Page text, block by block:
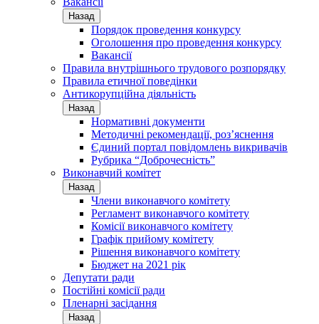
Назад
Порядок проведення конкурсу
Оголошення про проведення конкурсу
Вакансії
Правила внутрішнього трудового розпорядку
Правила етичної поведінки
Антикорупційна діяльність
Назад
Нормативні документи
Методичні рекомендації, роз’яснення
Єдиний портал повідомлень викривачів
Рубрика “Доброчесність”
Виконавчий комітет
Назад
Члени виконавчого комітету
Регламент виконавчого комітету
Комісії виконавчого комітету
Графік прийому комітету
Рішення виконавчого комітету
Бюджет на 2021 рік
Депутати ради
Постійні комісії ради
Пленарні засідання
Назад